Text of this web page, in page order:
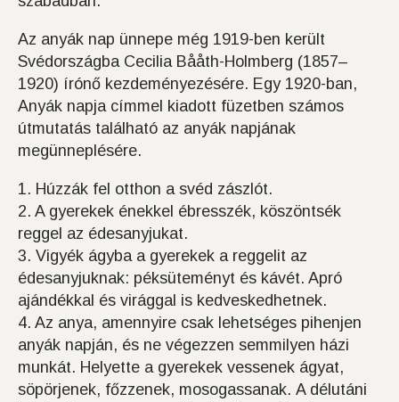
Az anyák nap ünnepe még 1919-ben került
Svédországba Cecilia Bååth-Holmberg (1857–
1920) írónő kezdeményezésére. Egy 1920-ban,
Anyák napja címmel kiadott füzetben számos
útmutatás található az anyák napjának
megünneplésére.
1. Húzzák fel otthon a svéd zászlót.
2. A gyerekek énekkel ébresszék, köszöntsék
reggel az édesanyjukat.
3. Vigyék ágyba a gyerekek a reggelit az
édesanyjuknak: péksüteményt és kávét. Apró
ajándékkal és virággal is kedveskedhetnek.
4. Az anya, amennyire csak lehetséges pihenjen
anyák napján, és ne végezzen semmilyen házi
munkát. Helyette a gyerekek vessenek ágyat,
söpörjenek, főzzenek, mosogassanak. A délutáni